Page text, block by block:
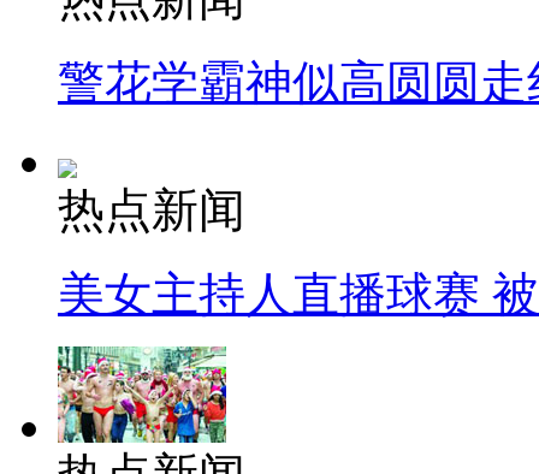
警花学霸神似高圆圆走
热点新闻
美女主持人直播球赛